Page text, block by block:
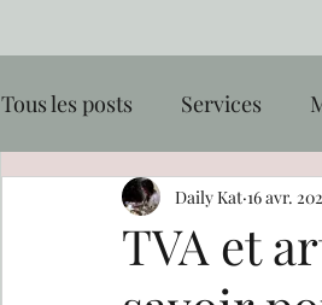
Tous les posts Services
Type de Prestations et
Communication et
TVA et
Daily Kat 16 avr.